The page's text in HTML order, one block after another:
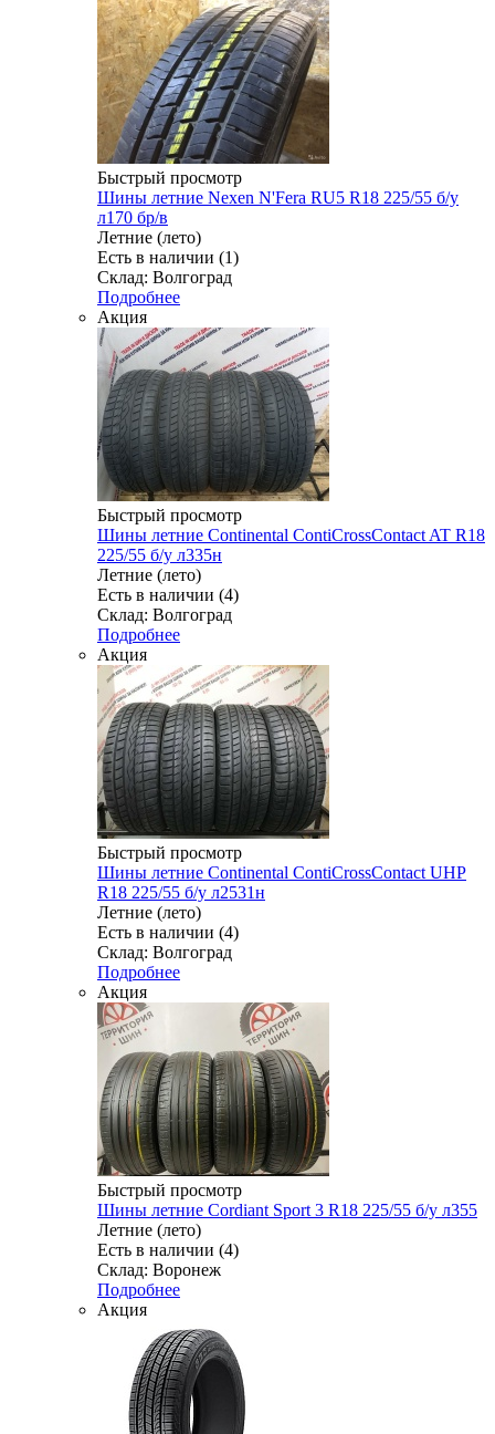
Быстрый просмотр
Шины летние Nexen N'Fera RU5 R18 225/55 б/у
л170 бр/в
Летние (лето)
Есть в наличии (1)
Склад: Волгоград
Подробнее
Акция
Быстрый просмотр
Шины летние Continental ContiCrossContact AT R18
225/55 б/у л335н
Летние (лето)
Есть в наличии (4)
Склад: Волгоград
Подробнее
Акция
Быстрый просмотр
Шины летние Continental ContiCrossContact UHP
R18 225/55 б/у л2531н
Летние (лето)
Есть в наличии (4)
Склад: Волгоград
Подробнее
Акция
Быстрый просмотр
Шины летние Cordiant Sport 3 R18 225/55 б/у л355
Летние (лето)
Есть в наличии (4)
Склад: Воронеж
Подробнее
Акция